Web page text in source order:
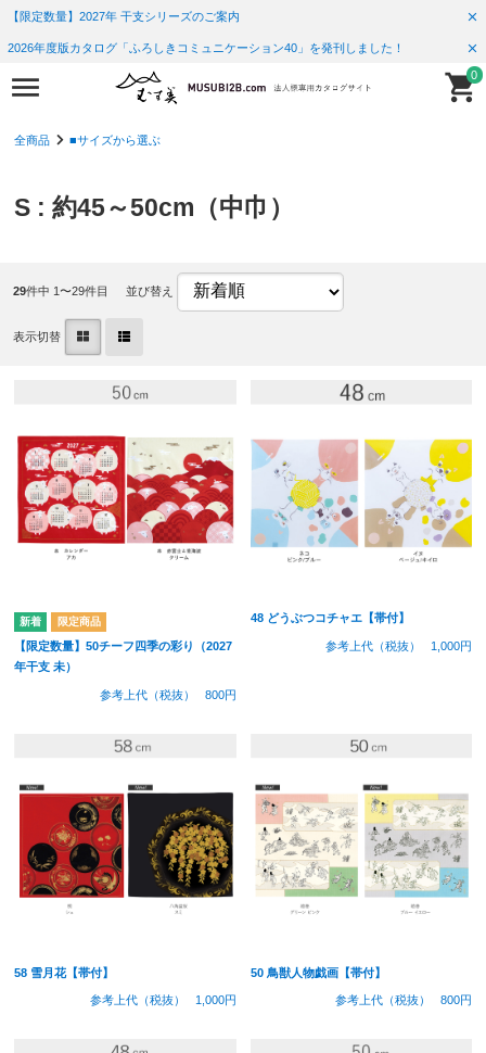
【限定数量】2027年 干支シリーズのご案内
2026年度版カタログ「ふろしきコミュニケーション40」を発刊しました！
0
全商品 ■サイズから選ぶ
S : 約45～50cm（中巾）
29件中 1〜29件目 並び替え
表示切替
【限定数量】50チーフ四季の彩り（2027
年干支 未）
参考上代（税抜） 800円
48 どうぶつコチャエ【帯付】
参考上代（税抜） 1,000円
58 雪月花【帯付】
参考上代（税抜） 1,000円
50 鳥獣人物戯画【帯付】
参考上代（税抜） 800円